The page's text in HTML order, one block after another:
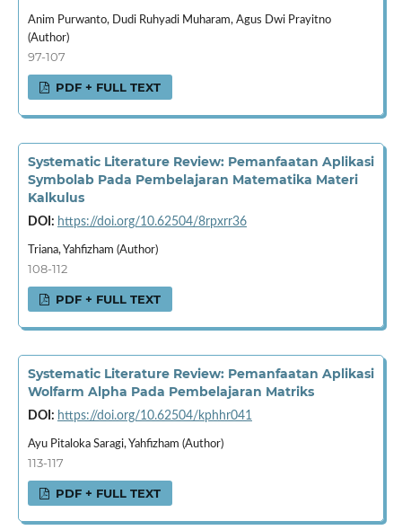
Anim Purwanto, Dudi Ruhyadi Muharam, Agus Dwi Prayitno
(Author)
97-107
PDF + FULL TEXT
Systematic Literature Review: Pemanfaatan Aplikasi
Symbolab Pada Pembelajaran Matematika Materi
Kalkulus
DOI: https://doi.org/10.62504/8rpxrr36
Triana, Yahfizham (Author)
108-112
PDF + FULL TEXT
Systematic Literature Review: Pemanfaatan Aplikasi
Wolfarm Alpha Pada Pembelajaran Matriks
DOI: https://doi.org/10.62504/kphhr041
Ayu Pitaloka Saragi, Yahfizham (Author)
113-117
PDF + FULL TEXT